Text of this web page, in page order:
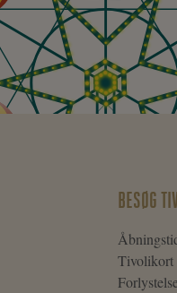
BESØG
Tivolikort